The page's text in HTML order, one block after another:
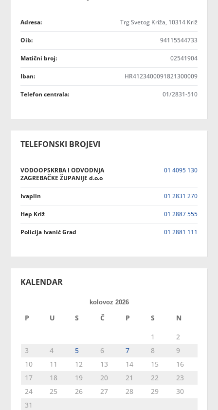
Adresa: Trg Svetog Križa, 10314 Križ
Oib: 94115544733
Matični broj: 02541904
Iban: HR4123400091821300009
Telefon centrala: 01/2831-510
TELEFONSKI BROJEVI
VODOOPSKRBA I ODVODNJA
ZAGREBAČKE ŽUPANIJE d.o.o
01 4095 130
Ivaplin 01 2831 270
Hep Križ 01 2887 555
Policija Ivanić Grad 01 2881 111
KALENDAR
kolovoz 2026
P U S Č P S N
1
2
3
4 5 6 7 8
9
10
11 12 13 14 15
16
17
18 19 20 21 22
23
24
25 26 27 28 29
30
31